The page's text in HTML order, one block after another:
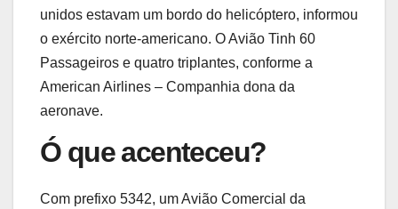
unidos estavam um bordo do helicóptero, informou
o exército norte-americano. O Avião Tinh 60
Passageiros e quatro triplantes, conforme a
American Airlines – Companhia dona da
aeronave.
Ó que acenteceu?
Com prefixo 5342, um Avião Comercial da